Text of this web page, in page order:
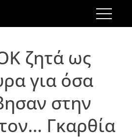
ζητά ως
για όσα
στην
Γκαρθία